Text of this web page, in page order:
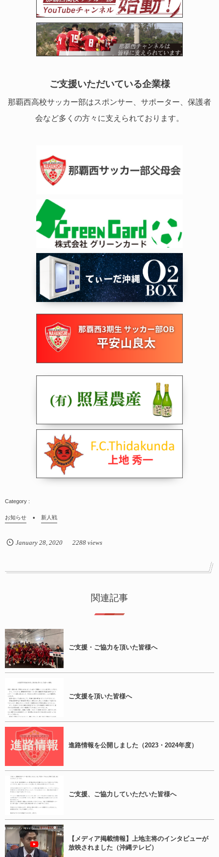
ご支援いただいている企業様
那覇西高校サッカー部はスポンサー、サポーター、保護者
会など多くの方々に支えられております。
お知らせ 新人戦
January 28, 2020 2288 views
関連記事
ご支援・ご協力を頂いた皆様へ
ご支援を頂いた皆様へ
進路情報を公開しました（2023・2024年度）
ご支援、ご協力していただいた皆様へ
【メディア掲載情報】上地主将のインタビューが
放映されました（沖縄テレビ）